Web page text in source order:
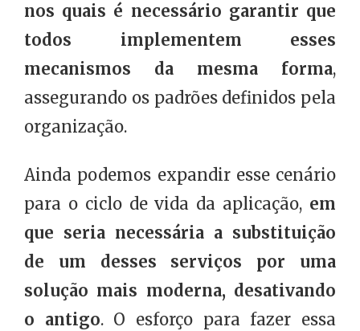
nos quais é necessário garantir que
todos implementem esses
mecanismos da mesma forma,
assegurando os padrões definidos pela
organização.
Ainda podemos expandir esse cenário
para o ciclo de vida da aplicação, em
que seria necessária a substituição
de um desses serviços por uma
solução mais moderna, desativando
o antigo. O esforço para fazer essa